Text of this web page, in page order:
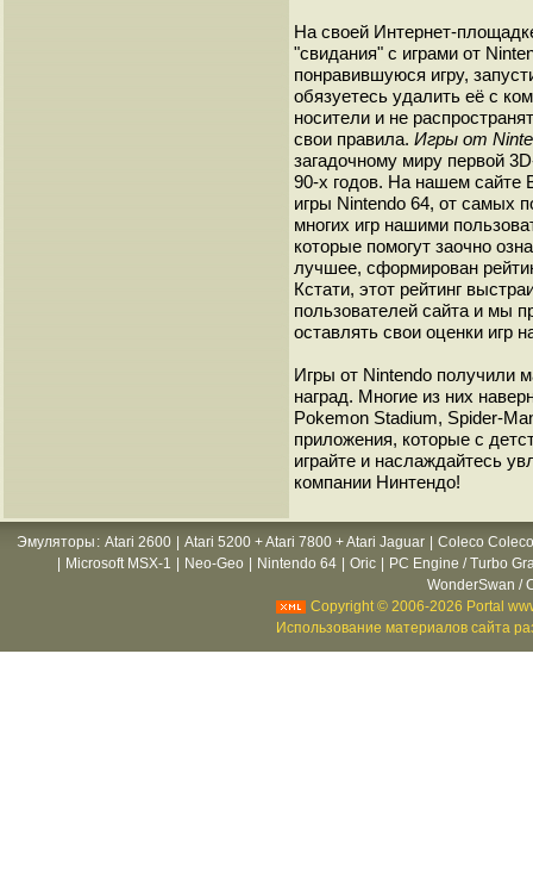
На своей Интернет-
"свидания" с играми от
понравившуюся игру,
обязуетесь удалить её с
носители и не
свои правила. Игры от
загадочному миру первой
90-х годов. На нашем сайте
игры Nintendo 64, от самых
многих игр нашими
которые помогут заочно
лучшее, сформирован
Кстати, этот рейтинг
пользователей сайта и мы
оставлять свои оценки игр
Игры от Nintendo получили
наград. Многие из них
Pokemon Stadium, Spider-
приложения, которые с
играйте и наслаждайтесь
компании Нинтендо!
Эмуляторы : Atari 2600 Atari 5200 + Atari 7800 + Atari Jaguar
Coleco
Microsoft MSX-1 Neo-Geo Nintendo 64 Oric
PC Engine / Turbo
WonderSwan /
Copyright © 2006-2026 Portal
Использование материалов сайта